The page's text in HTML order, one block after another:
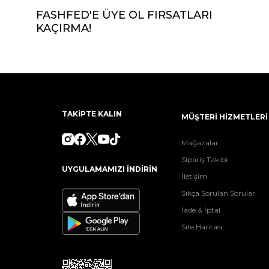
FASHFED'E ÜYE OL FIRSATLARI
KAÇIRMA!
TAKİPTE KALIN
UYGULAMAMIZI İNDİRİN
MÜŞTERİ HİZMETLERİ
Mağazalar
Sipariş Takibi
İletişim
Sıkça Sorulan Sorular
İade & İptal
Site Haritası